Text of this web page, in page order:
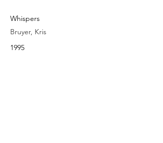
Whispers
Bruyer, Kris
1995